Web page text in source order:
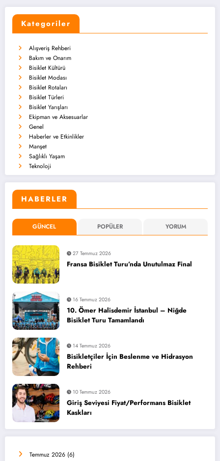
Kategoriler
Alışveriş Rehberi
Bakım ve Onarım
Bisiklet Kültürü
Bisiklet Modası
Bisiklet Rotaları
Bisiklet Türleri
Bisiklet Yarışları
Ekipman ve Aksesuarlar
Genel
Haberler ve Etkinlikler
Manşet
Sağlıklı Yaşam
Teknoloji
HABERLER
GÜNCEL POPÜLER YORUM
27 Temmuz 2026
Fransa Bisiklet Turu’nda Unutulmaz Final
16 Temmuz 2026
10. Ömer Halisdemir İstanbul – Niğde
Bisiklet Turu Tamamlandı
14 Temmuz 2026
Bisikletçiler İçin Beslenme ve Hidrasyon
Rehberi
10 Temmuz 2026
Giriş Seviyesi Fiyat/Performans Bisiklet
Kaskları
Temmuz 2026 (6)